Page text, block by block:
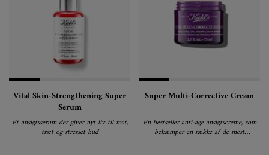
Vital Skin-Strengthening Super
Serum
Et ansigtsserum der giver nyt liv til mat,
træt og stresset hud
Super Multi-Corrective Cream
En bestseller anti-age ansigtscreme, som
bekæmper en række af de mest